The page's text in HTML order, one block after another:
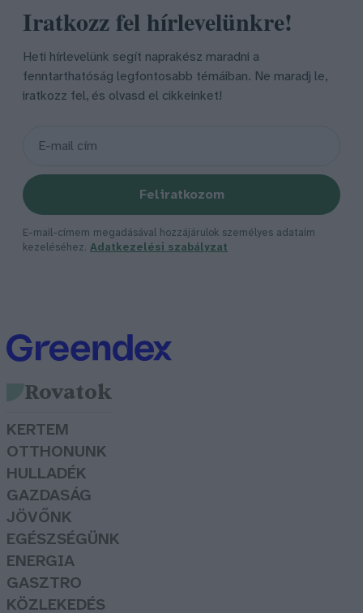
Iratkozz fel hírlevelünkre!
Heti hírlevelünk segít naprakész maradni a
fenntarthatóság legfontosabb témáiban. Ne maradj le,
iratkozz fel, és olvasd el cikkeinket!
Feliratkozom
E-mail-címem megadásával hozzájárulok személyes adataim
kezeléséhez. Adatkezelési szabályzat
Rovatok
KERTEM
OTTHONUNK
HULLADÉK
GAZDASÁG
JÖVŐNK
EGÉSZSÉGÜNK
ENERGIA
GASZTRO
KÖZLEKEDÉS